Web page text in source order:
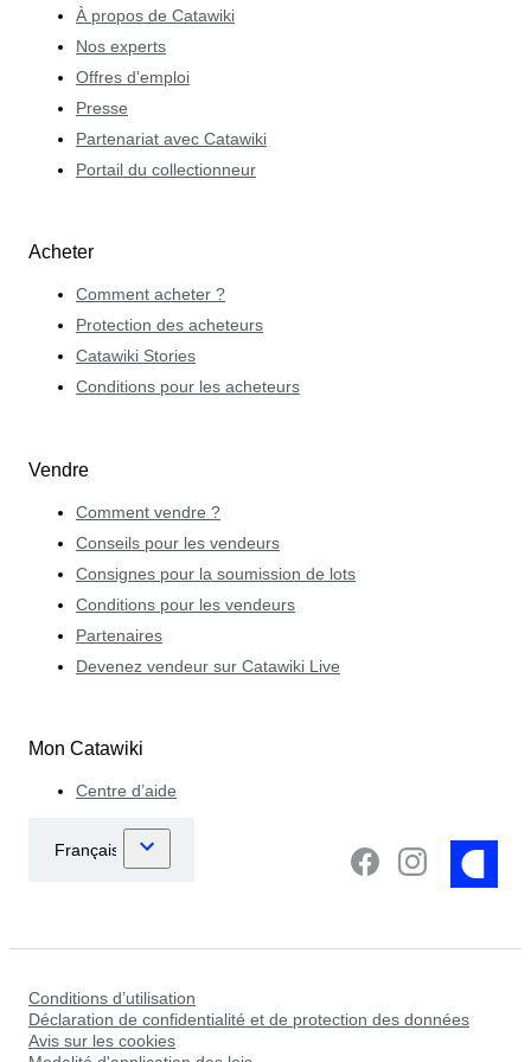
de la pièce. Seules les montres qui répondent aux
exigences des collectionneurs les plus avertis sont
livre The Last Icons of Time. Que ce soit à travers CHLB
ou Catawiki, sa mission reste la même : connecter les
passionnés avec des trésors horlogers qui résistent à
À propos de Catawiki
Nos experts
Offres d'emploi
Presse
Partenariat avec Catawiki
Portail du collectionneur
Acheter
Comment acheter ?
Protection des acheteurs
Catawiki Stories
Conditions pour les acheteurs
Vendre
Comment vendre ?
Conseils pour les vendeurs
Consignes pour la soumission de lots
Conditions pour les vendeurs
Partenaires
Devenez vendeur sur Catawiki Live
Mon Catawiki
Centre d’aide
Conditions d’utilisation
Déclaration de confidentialité et de protection des données
Avis sur les cookies